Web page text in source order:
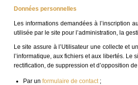
Données personnelles
Les informations demandées à l’inscription
utilisée par le site pour l’administration, la
Le site assure à l’Utilisateur une collecte et
l’informatique, aux fichiers et aux libertés. Le
rectification, de suppression et d’opposition
Par un formulaire de contact;